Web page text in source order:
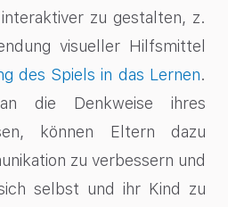
zu gestalten, z.
visueller Hilfsmittel
des Spiels in das Lernen.
die Denkweise ihres
können Eltern dazu
zu verbessern und
selbst und ihr Kind zu